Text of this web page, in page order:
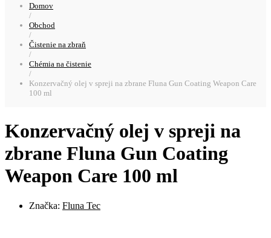
Domov
/
Obchod
/
Čistenie na zbraň
/
Chémia na čistenie
/
Konzervačný olej v spreji na zbrane Fluna Gun Coating Weapon Care
100 ml
Konzervačný olej v spreji na
zbrane Fluna Gun Coating
Weapon Care 100 ml
Značka: Fluna Tec